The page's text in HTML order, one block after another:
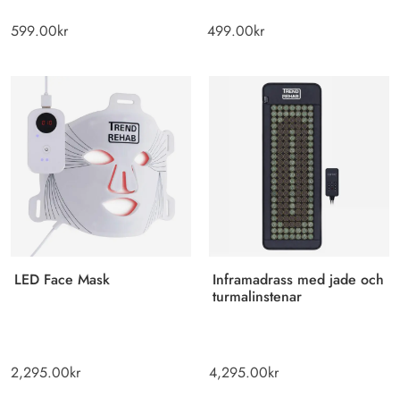
599.00kr 499.00kr
LED Face Mask
2,295.00kr
Inframadrass med jade och
turmalinstenar
4,295.00kr